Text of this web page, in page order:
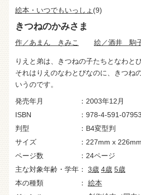
絵本・いつでもいっしょ (9)
きつねのかみさま
作／あまん きみこ 絵／酒井 駒
りえと弟は、きつねの子たちとなわと
それはりえのなわとびなのに、きつね
いうのです。
発売年月
2003年12月
ISBN
978-4-591-
判型
B4変型判
サイズ
227mm x 226mm
ページ数
24ページ
主な対象年齢・学年
3歳 4歳 5歳
本の種類
絵本